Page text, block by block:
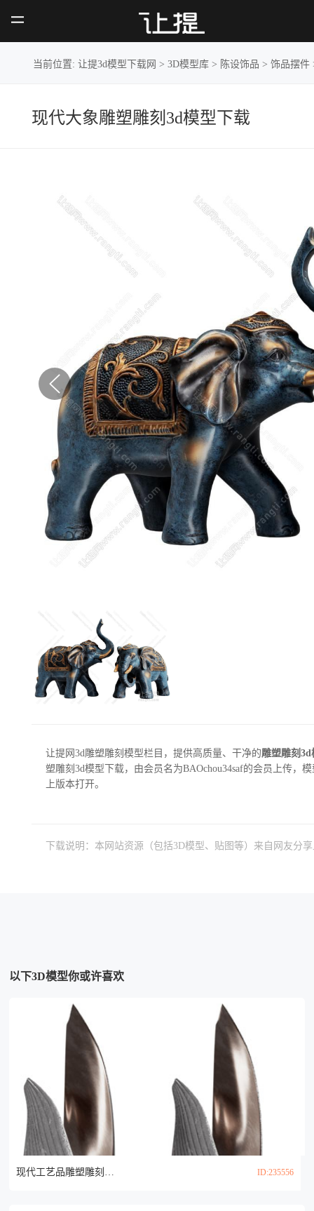
当前位置:让提3d模型下载网 >3D模型库 > 陈设饰品 >饰品摆件
现代大象雕塑雕刻3d模型下载
让提网3d雕塑雕刻模型栏目，提供高质量、干净的雕塑雕刻3d
塑雕刻3d模型下载，由会员名为BAOchou34saf的会员上传，
上版本打开。
下载说明：本网站资源（包括3D模型、贴图等）来自网友分
以下3D模型你或许喜欢
现代工艺品雕塑雕刻 摆件组合3d模型 ID:235556